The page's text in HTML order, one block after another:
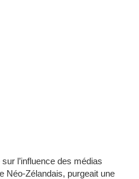
l’influence des médias
Néo-Zélandais, purgeait une